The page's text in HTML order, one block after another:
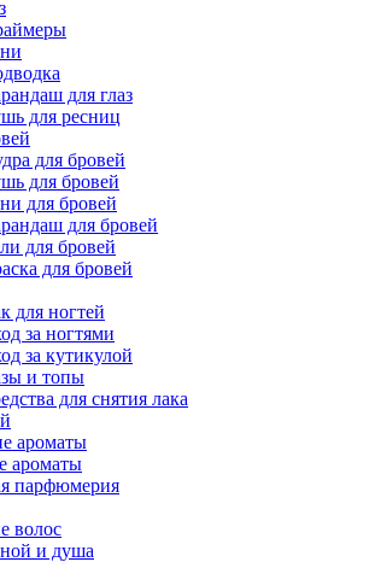
для глаз
для ресниц
для бровей
для бровей
для бровей
для бровей
для бровей
для бровей
для ногтей
за ногтями
за кутикулой
и топы
для снятия лака
ароматы
ароматы
парфюмерия
волос
и душа